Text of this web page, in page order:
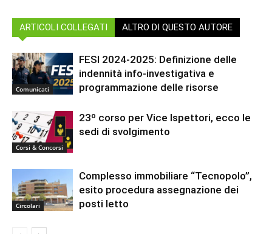
ARTICOLI COLLEGATI ALTRO DI QUESTO AUTORE
Comunicati
FESI 2024-2025: Definizione delle
indennità info-investigativa e
programmazione delle risorse
Corsi & Concorsi
23º corso per Vice Ispettori, ecco le
sedi di svolgimento
Circolari
Complesso immobiliare “Tecnopolo”,
esito procedura assegnazione dei
posti letto